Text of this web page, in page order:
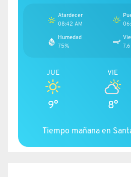
Atardecer
08:42 AM
Humedad
75%
JUE
9°
VIE
8°
Tiempo mañana en